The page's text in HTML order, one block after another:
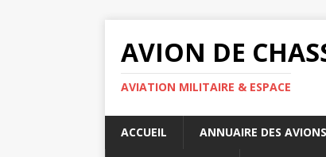
AVION DE
AVIATION MILITAIRE & ESPACE
ACCUEIL ANNUAIRE DES